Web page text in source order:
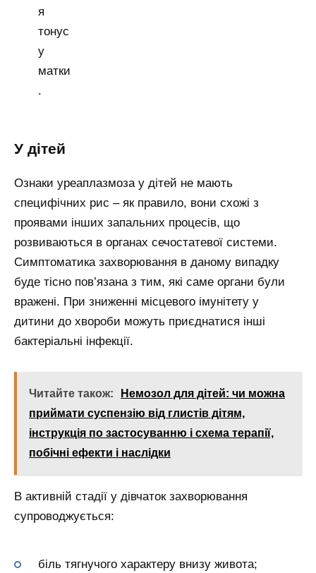
я
тонус
у
матки
.
У дітей
Ознаки уреаплазмоза у дітей не мають
специфічних рис – як правило, вони схожі з
проявами інших запальних процесів, що
розвиваються в органах сечостатевої системи.
Симптоматика захворювання в даному випадку
буде тісно пов’язана з тим, які саме органи були
вражені. При зниженні місцевого імунітету у
дитини до хвороби можуть приєднатися інші
бактеріальні інфекції.
Читайте також:
Немозол для дітей: чи можна
приймати суспензію від глистів дітям,
інструкція по застосуванню і схема терапії,
побічні ефекти і наслідки
В активній стадії у дівчаток захворювання
супроводжується:
біль тягнучого характеру внизу живота;